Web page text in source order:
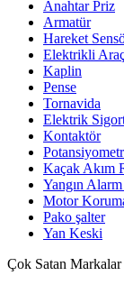
Anahtar Priz
Armatür
Hareket
Elektrikli
Kaplin
Pense
Tornavida
Elektrik
Kontaktör
Kaçak Akım
Yangın
Motor
Pako şalter
Yan Keski
Çok Satan Markalar